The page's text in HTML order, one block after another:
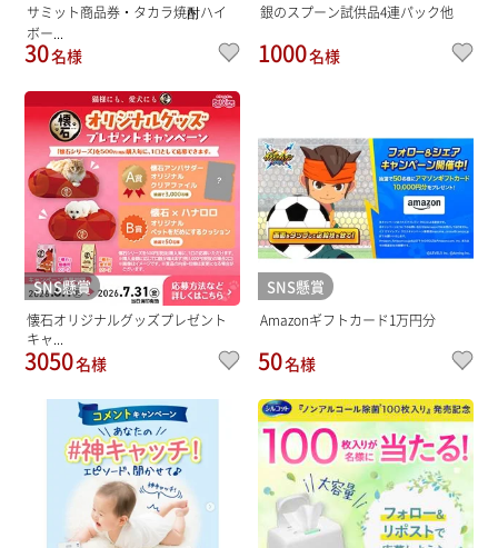
サミット商品券・タカラ焼酎ハイ
ボー...
30名様
銀のスプーン試供品4連パック他
1000名様
SNS懸賞
懐石オリジナルグッズプレゼント
キャ...
3050名様
SNS懸賞
Amazonギフトカード1万円分
50名様